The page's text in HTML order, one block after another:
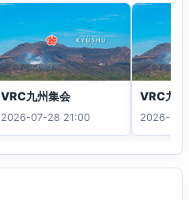
VRC九州集会
2026-07-28 21:00
VRC九
2026-07-